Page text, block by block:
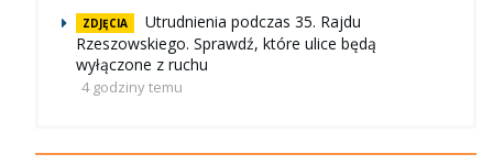
ZDJĘCIA
Utrudnienia podczas 35. Rajdu
Rzeszowskiego. Sprawdź, które ulice będą
wyłączone z ruchu
4 godziny temu